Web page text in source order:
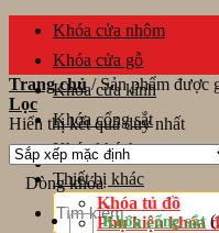
Tìm
kiếm:
Khóa cửa nhôm
Khóa cửa gỗ
Khóa cửa kính
Khóa cổng sắt
Khóa khách sạn
Thiết bị khác
Khóa tủ đồ
Phụ kiện khóa
Trang chủ /Sản phẩm được
Lọc
Hiển thị kết quả duy nhất
Dòng khóa
Khóa cổng sắt